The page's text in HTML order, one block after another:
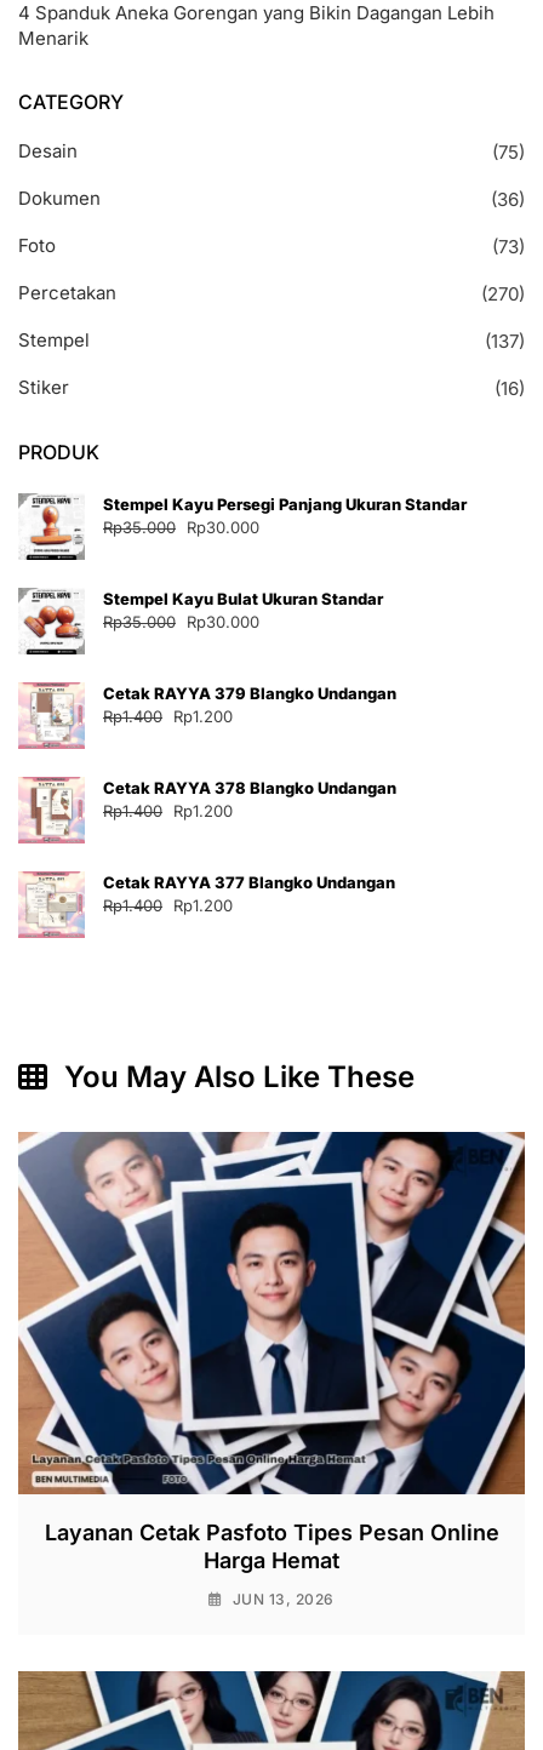
4 Spanduk Aneka Gorengan yang Bikin Dagangan Lebih
Menarik
CATEGORY
Desain
(75)
Dokumen
(36)
Foto
(73)
Percetakan
(270)
Stempel
(137)
Stiker
(16)
PRODUK
Stempel Kayu Persegi Panjang Ukuran Standar
Rp35.000
Harga
Rp35.000.
Rp30.000
adalah:
Stempel Kayu Bulat Ukuran Standar
Rp35.000
Harga
Rp35.000.
Rp30.000
adalah:
Cetak RAYYA 379 Blangko Undangan
Rp1.400
Harga
Rp1.400.
Rp1.200
adalah:
Cetak RAYYA 378 Blangko Undangan
Rp1.400
Harga
Rp1.400.
Rp1.200
adalah:
Cetak RAYYA 377 Blangko Undangan
Rp1.400
Harga
Rp1.200
You May Also Like These
Layanan Cetak Pasfoto Tipes Pesan Online
Harga Hemat
JUN 13, 2026